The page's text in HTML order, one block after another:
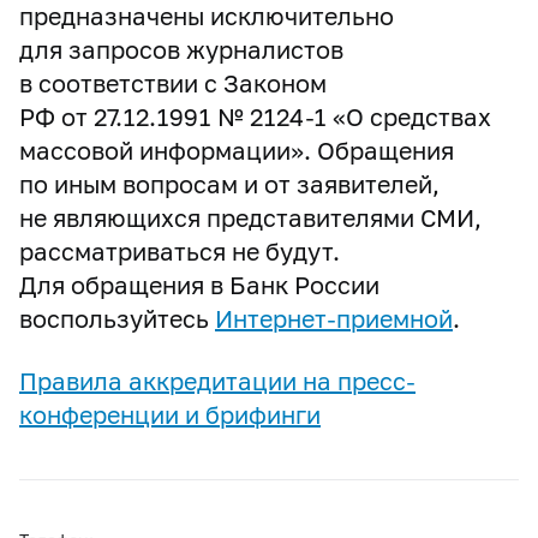
предназначены исключительно
для запросов журналистов
в соответствии с Законом
РФ от 27.12.1991 № 2124-1 «О средствах
массовой информации». Обращения
по иным вопросам и от заявителей,
не являющихся представителями СМИ,
рассматриваться не будут.
Для обращения в Банк России
воспользуйтесь Интернет-приемной.
Правила аккредитации на пресс-
конференции и брифинги